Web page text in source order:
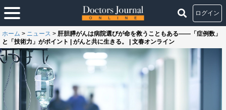
ログイン
ホーム > ニュース > 肝胆膵がんは病院選びが命を救うこともある――「症例数」
と「技術力」がポイント | がんと共に生きる。 | 文春オンライン